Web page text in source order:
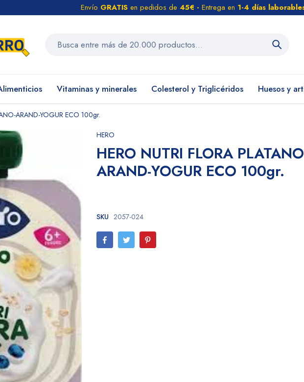
Envío GRATIS en pedidos de 45€ - Entrega en 1-4 días
Vitaminas y minerales Colesterol y Triglicéridos Huesos y
ARAND-YOGUR ECO 100gr.
HERO
HERO NUTRI FLORA
ARAND-YOGUR ECO 100gr.
SKU 2057-024